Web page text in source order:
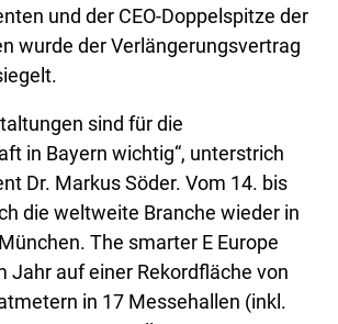
und der CEO-Doppelspitze der
wurde der Verlängerungsvertrag
sind für die
in Bayern wichtig“, unterstrich
Dr. Markus Söder. Vom 14. bis
die weltweite Branche wieder in
The smarter E Europe
Jahr auf einer Rekordfläche von
in 17 Messehallen (inkl.